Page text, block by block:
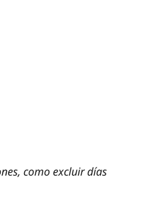
como excluir días